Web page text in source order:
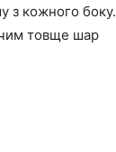
з кожного боку.
чим товще шар